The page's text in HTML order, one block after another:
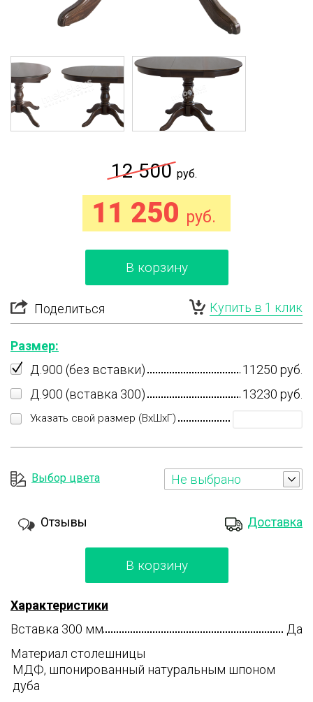
12 500руб.
11 250 руб.
В корзину
Поделиться Купить в 1 клик
Размер:
Д.900 (без вставки)
11250 руб.
Д.900 (вставка 300)
13230 руб.
Указать свой размер (ВхШхГ)
Выбор цвета Не выбрано
Отзывы Доставка
В корзину
Характеристики
Вставка 300 мм
Да
Материал столешницы
МДФ, шпонированный натуральным шпоном
дуба